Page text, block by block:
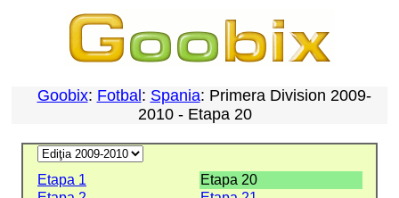
Goobix: Fotbal : Spania: Primera Division 2009-
2010 - Etapa 20
Etapa 1
Etapa 20